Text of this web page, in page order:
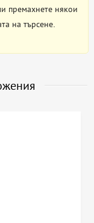
премахнете някои
на търсене.